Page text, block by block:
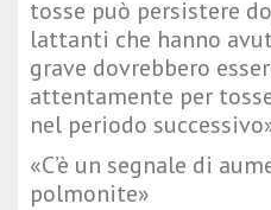
tosse può persistere
lattanti che hanno
grave dovrebbero
attentamente per
nel periodo
«C’è un segnale di
polmonite»